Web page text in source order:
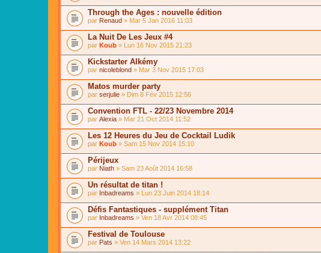
Through the Ages : nouvelle édition
par Renaud » Mar 5 Jan 2016 11:03
La Nuit De Les Jeux #4
par Koub » Lun 16 Nov 2015 21:23
Kickstarter Alkémy
par nicoleblond » Mar 3 Nov 2015 17:03
Matos murder party
par serjulie » Dim 8 Fév 2015 12:56
Convention FTL - 22/23 Novembre 2014
par Alexia » Mar 21 Oct 2014 11:52
Les 12 Heures du Jeu de Cocktail Ludik
par Koub » Sam 15 Nov 2014 15:10
Périjeux
par Niath » Sam 23 Août 2014 16:58
Un résultat de titan !
par Inbadreams » Lun 23 Juin 2014 18:14
Défis Fantastiques - supplément Titan
par Inbadreams » Ven 18 Avr 2014 08:45
Festival de Toulouse
par Pats » Ven 14 Mars 2014 13:22